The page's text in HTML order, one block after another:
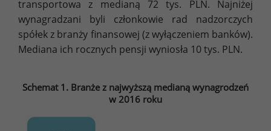
transportowa z medianą 72 tys. PLN. Najniżej
wynagradzani byli członkowie rad nadzorczych
spółek z branży finansowej (z wyłączeniem banków).
Mediana ich rocznych pensji wyniosła 10 tys. PLN.
Schemat 1. Branże z najwyższą medianą wynagrodzeń
w 2016 roku